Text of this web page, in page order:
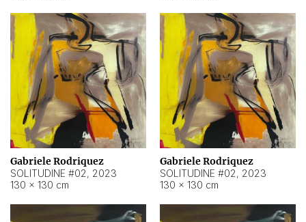
Gabriele Rodriquez
SOLITUDINE #02, 2023
130 × 130 cm
Gabriele Rodriquez
SOLITUDINE #02, 2023
130 × 130 cm